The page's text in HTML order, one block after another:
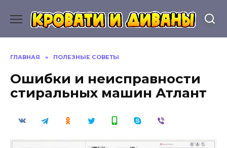
содержанию
ГЛАВНАЯ » ПОЛЕЗНЫЕ СОВЕТЫ
Ошибки и неисправности
стиральных машин Атлант